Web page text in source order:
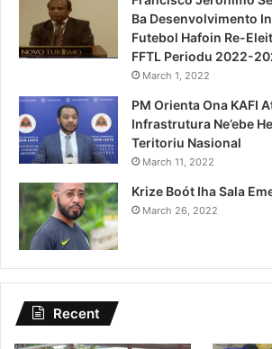
Ba Desenvolvimento
Futebol Hafoin Re-
FFTL Periodu 2022-
March 1, 2022
PM Orienta Ona KAFI
Infrastrutura Ne’ebe
Teritoriu Nasional
March 11, 2022
Krize Boót Iha Sala
March 26, 2022
Recent